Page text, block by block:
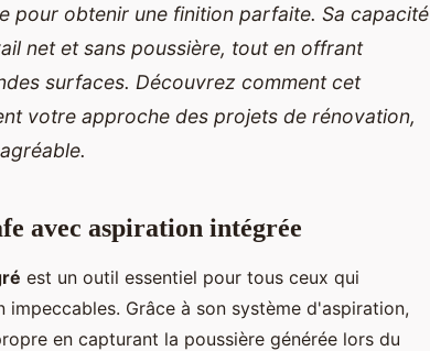
pour obtenir une finition parfaite. Sa capacité
net et sans poussière, tout en offrant
surfaces. Découvrez comment cet
votre approche des projets de rénovation,
avec aspiration intégrée
est un outil essentiel pour tous ceux qui
Grâce à son système d'aspiration,
en capturant la poussière générée lors du